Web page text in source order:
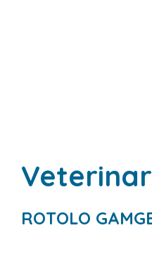
ROTOLO